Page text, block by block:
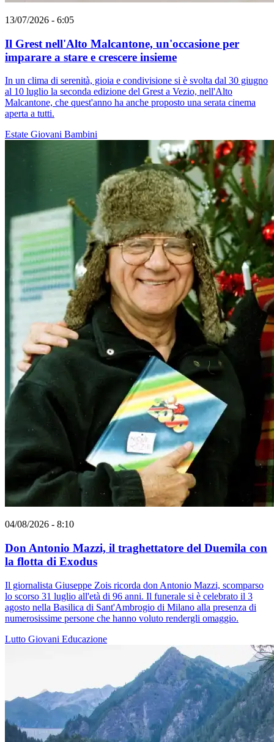
13/07/2026 - 6:05
Il Grest nell'Alto Malcantone, un'occasione per
imparare a stare e crescere insieme
In un clima di serenità, gioia e condivisione si è svolta dal 30 giugno
al 10 luglio la seconda edizione del Grest a Vezio, nell'Alto
Malcantone, che quest'anno ha anche proposto una serata cinema
aperta a tutti.
Estate Giovani Bambini
04/08/2026 - 8:10
Don Antonio Mazzi, il traghettatore del Duemila con
la flotta di Exodus
Il giornalista Giuseppe Zois ricorda don Antonio Mazzi, scomparso
lo scorso 31 luglio all'età di 96 anni. Il funerale si è celebrato il 3
agosto nella Basilica di Sant'Ambrogio di Milano alla presenza di
numerosissime persone che hanno voluto rendergli omaggio.
Lutto Giovani Educazione